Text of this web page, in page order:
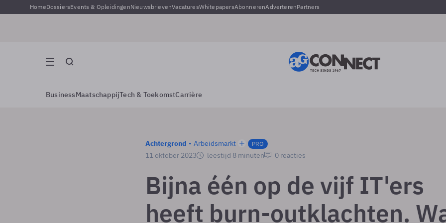
HomeDossiersEvents & OpleidingenNieuwsbrievenVacaturesWhitepapersAbonnerenAdverterenPartners
BusinessMaatschappijTech & ToekomstCarrière
Achtergrond Arbeidsmarkt PRO
11 oktober 2023 leestijd 8 minuten 0 reacties
Bijna één op de vijf IT'ers
heeft burn-outklachten.